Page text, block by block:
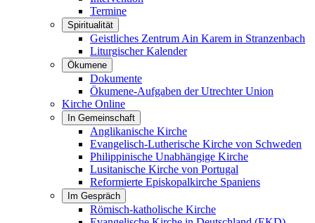
Termine
Spiritualität
Geistliches Zentrum Ain Karem in Stranzenbach
Liturgischer Kalender
Ökumene
Dokumente
Ökumene-Aufgaben der Utrechter Union
Kirche Online
In Gemeinschaft
Anglikanische Kirche
Evangelisch-Lutherische Kirche von Schweden
Philippinische Unabhängige Kirche
Lusitanische Kirche von Portugal
Reformierte Episkopalkirche Spaniens
Im Gespräch
Römisch-katholische Kirche